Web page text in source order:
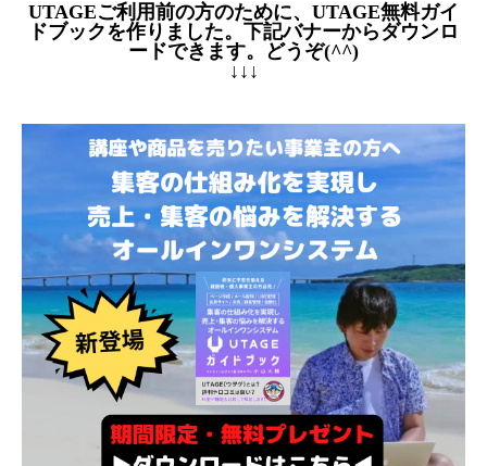
UTAGEご利用前の方のために、UTAGE無料ガイ
ドブックを作りました。下記バナーからダウンロ
ードできます。どうぞ(^^)
↓↓↓